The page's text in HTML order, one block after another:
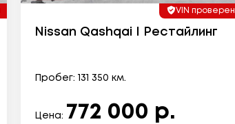
VIN проверен
Nissan Qashqai I Рестайлинг
Пробег: 131 350 км.
Цена: 772 000 р.